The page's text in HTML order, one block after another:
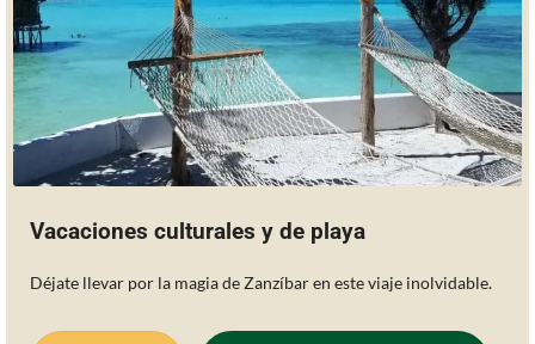
Vacaciones culturales y de playa
Déjate llevar por la magia de Zanzíbar en este viaje inolvidable.